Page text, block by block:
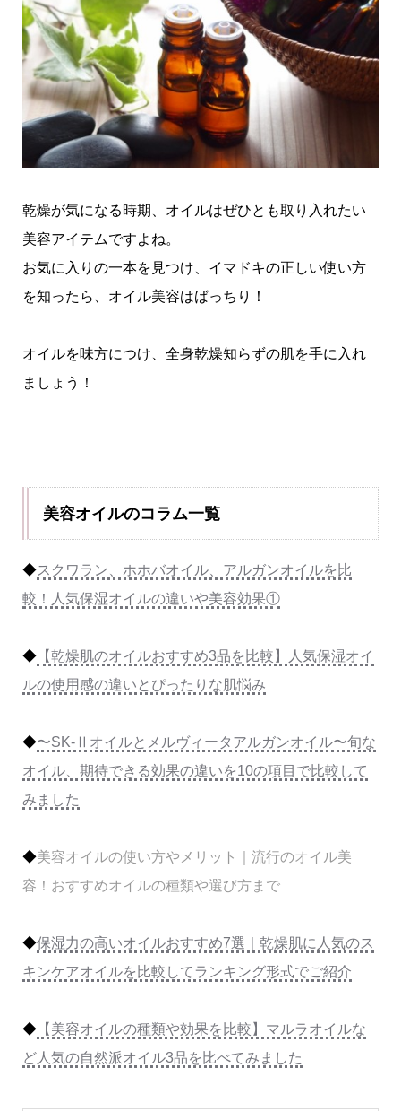
乾燥が気になる時期、オイルはぜひとも取り入れたい
美容アイテムですよね。
お気に入りの一本を見つけ、イマドキの正しい使い方
を知ったら、オイル美容はばっちり！
オイルを味方につけ、全身乾燥知らずの肌を手に入れ
ましょう！
美容オイルのコラム一覧
◆スクワラン、ホホバオイル、アルガンオイルを比
較！人気保湿オイルの違いや美容効果①
◆ 【乾燥肌のオイルおすすめ3品を比較】人気保湿オイ
ルの使用感の違いとぴったりな肌悩み
◆〜SK-Ⅱオイルとメルヴィータアルガンオイル〜旬な
オイル、期待できる効果の違いを10の項目で比較して
みました
◆美容オイルの使い方やメリット｜流行のオイル美
容！おすすめオイルの種類や選び方まで
◆保湿力の高いオイルおすすめ7選｜乾燥肌に人気のス
キンケアオイルを比較してランキング形式でご紹介
◆ 【美容オイルの種類や効果を比較】マルラオイルな
ど人気の自然派オイル3品を比べてみました